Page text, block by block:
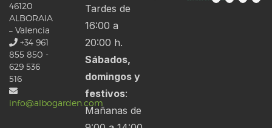
46120
ALBORAIA
– Valencia
+34 961
855 850 -
629 536
516
info@albogarden.com
Tardes de
16:00 a
20:00 h.
Sábados,
domingos y
festivos:
Mañanas de